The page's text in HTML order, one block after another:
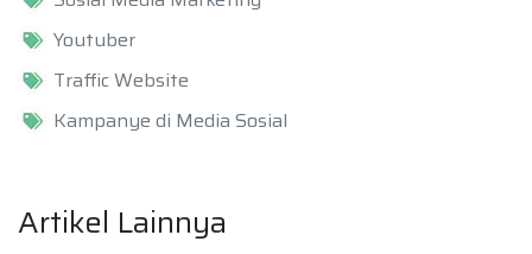
Youtuber
Traffic Website
Kampanye di Media Sosial
Artikel Lainnya